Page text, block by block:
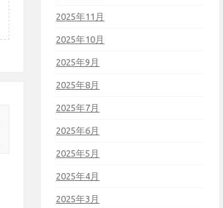
2025年11月
2025年10月
2025年9月
2025年8月
2025年7月
2025年6月
2025年5月
2025年4月
2025年3月